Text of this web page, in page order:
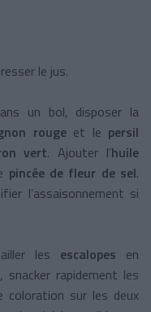
le jus.
un bol, disposer la
rougeet le persil
vert. Ajouter l’huile
pincée de fleur de sel.
l’assaisonnement si
les escalopes en
snacker rapidement les
coloration sur les deux